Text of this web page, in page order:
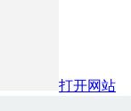
打开网站